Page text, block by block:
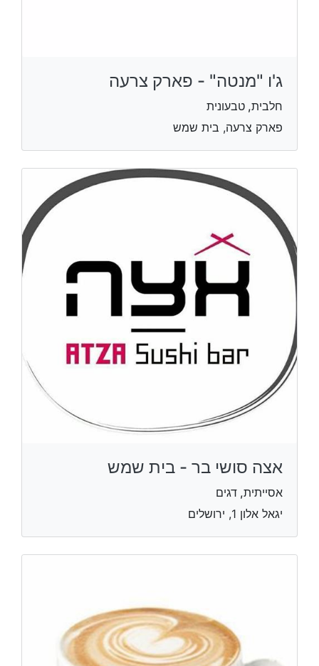
ג'ו "מנטה" - פארק צרעה
חלבית, טבעונית
פארק צרעה, בית שמש
אצה סושי בר - בית שמש
אסייתית, דגים
יגאל אלון 1, ירושלים